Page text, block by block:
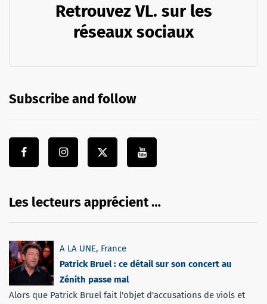
Retrouvez VL. sur les
réseaux sociaux
Subscribe and follow
Les lecteurs apprécient …
A LA UNE, France
Patrick Bruel : ce détail sur son concert au
Zénith passe mal
Alors que Patrick Bruel fait l'objet d'accusations de viols et